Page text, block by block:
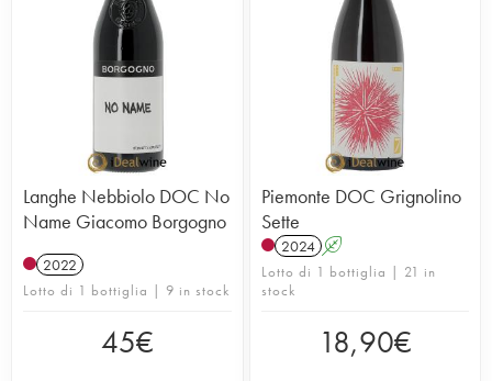
Langhe Nebbiolo DOC No
Name Giacomo Borgogno
2022
Lotto di 1 bottiglia | 9 in stock
45€
Piemonte DOC Grignolino
Sette
2024 A
Lotto di 1 bottiglia | 21 in
stock
18,90€